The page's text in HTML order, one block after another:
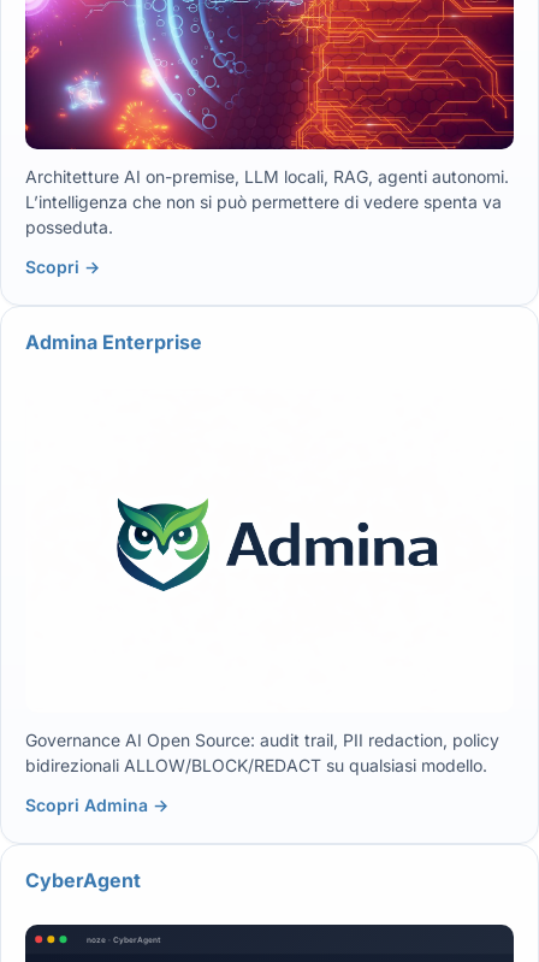
Architetture AI on-premise, LLM locali, RAG, agenti autonomi.
L’intelligenza che non si può permettere di vedere spenta va
posseduta.
Scopri →
Admina Enterprise
Governance AI Open Source: audit trail, PII redaction, policy
bidirezionali ALLOW/BLOCK/REDACT su qualsiasi modello.
Scopri Admina →
CyberAgent